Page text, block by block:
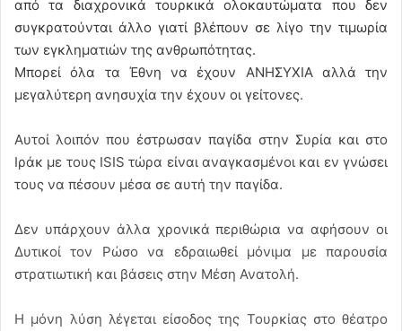
από τα διαχρονικά τουρκικά ολοκαυτώματα που δεν
συγκρατούνται άλλο γιατί βλέπουν σε λίγο την τιμωρία
των εγκληματιών της ανθρωπότητας.
Μπορεί όλα τα Έθνη να έχουν ΑΝΗΣΥΧΙΑ αλλά την
μεγαλύτερη ανησυχία την έχουν οι γείτονες.
Αυτοί λοιπόν που έστρωσαν παγίδα στην Συρία και στο
Ιράκ με τους ISIS τώρα είναι αναγκασμένοι και εν γνώσει
τους να πέσουν μέσα σε αυτή την παγίδα.
Δεν υπάρχουν άλλα χρονικά περιθώρια να αφήσουν οι
Δυτικοί τον Ρώσο να εδραιωθεί μόνιμα με παρουσία
στρατιωτική και βάσεις στην Μέση Ανατολή.
Η μόνη λύση λέγεται είσοδος της Τουρκίας στο θέατρο